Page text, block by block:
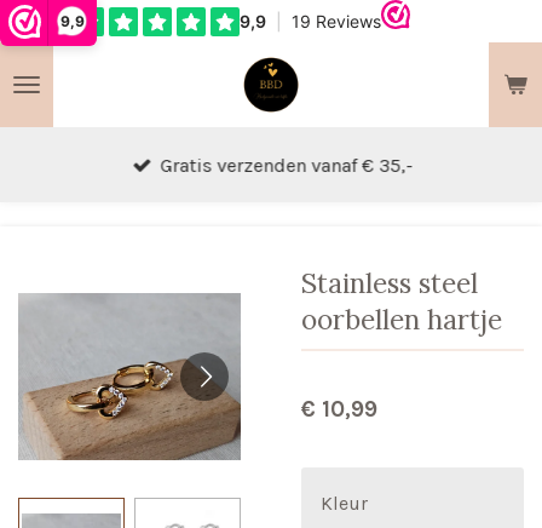
9,9
Ga
naar
de
Gratis verzenden vanaf € 35,-
Stainless steel
oorbellen hartje
€ 10,99
Kleur